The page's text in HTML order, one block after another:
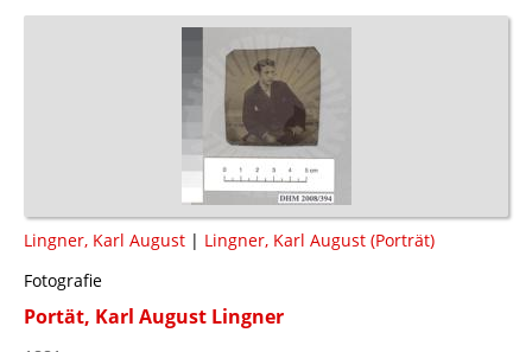
Lingner, Karl August | Lingner, Karl August (Porträt)
Fotografie
Portät, Karl August Lingner